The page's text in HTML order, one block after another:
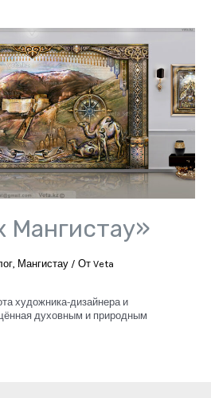
Мангистау»
Мангистау / От Veta
художника-дизайнера и
духовным и природным